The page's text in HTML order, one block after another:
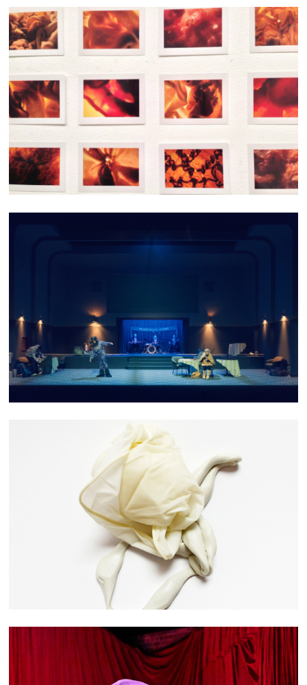
CHAIR TEXTILE
COLLECTE HYBRIDE